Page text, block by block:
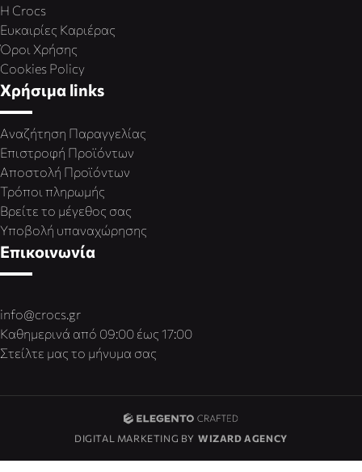
Η Crocs
Ευκαιρίες Καριέρας
Όροι Χρήσης
Cookies Policy
Χρήσιμα links
Αναζήτηση Παραγγελίας
Επιστροφή Προϊόντων
Αποστολή Προϊόντων
Τρόποι πληρωμής
Βρείτε το μέγεθος σας
Υποβολή υπαναχώρησης
Επικοινωνία
info@crocs.gr
Καθημερινά από 09:00 έως 17:00
Στείλτε μας το μήνυμα σας
DIGITAL MARKETING BY WIZARD AGENCY